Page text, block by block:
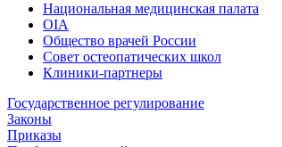
Национальная медицинская палата
OIA
Общество врачей России
Совет остеопатических школ
Клиники-партнеры
Государственное регулирование
Законы
Приказы